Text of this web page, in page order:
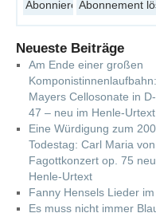
Neueste Beiträge
Am Ende einer großen
Mayers Cellosonate in
47 – neu im Henle-Urtext
Eine Würdigung zum 200.
Todestag: Carl Maria
Fagottkonzert op. 75
Henle-Urtext
Fanny Hensels Lieder im
Es muss nicht immer